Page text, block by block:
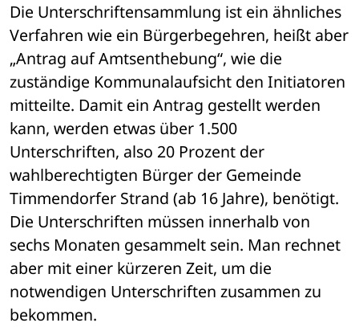
Die Unterschriftensammlung ist ein ähnliches
Verfahren wie ein Bürgerbegehren, heißt aber
„Antrag auf Amtsenthebung“, wie die
zuständige Kommunalaufsicht den Initiatoren
mitteilte. Damit ein Antrag gestellt werden
kann, werden etwas über 1.500
Unterschriften, also 20 Prozent der
wahlberechtigten Bürger der Gemeinde
Timmendorfer Strand (ab 16 Jahre), benötigt.
Die Unterschriften müssen innerhalb von
sechs Monaten gesammelt sein. Man rechnet
aber mit einer kürzeren Zeit, um die
notwendigen Unterschriften zusammen zu
bekommen.